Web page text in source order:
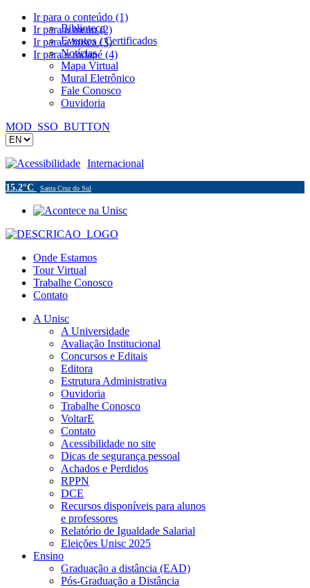
Ir para o conteúdo (1)
Ir para o menu (2)
Ir para a busca (3)
Ir para o rodapé (4)
Biblioteca
Eventos / Certificados
Notícias
Mapa Virtual
Mural Eletrônico
Fale Conosco
Ouvidoria
MOD_SSO_BUTTON
Acessibilidade Internacional
15.2°C Santa Cruz do Sul
Onde Estamos
Tour Virtual
Trabalhe Conosco
Contato
A Unisc
A Universidade
Avaliação Institucional
Concursos e Editais
Editora
Estrutura Administrativa
Ouvidoria
Trabalhe Conosco
VoltarE
Contato
Acessibilidade no site
Dicas de segurança pessoal
Achados e Perdidos
RPPN
DCE
Recursos disponíveis para alunos
e professores
Relatório de Igualdade Salarial
Eleições Unisc 2025
Ensino
Graduação a distância (EAD)
Pós-Graduação a Distância